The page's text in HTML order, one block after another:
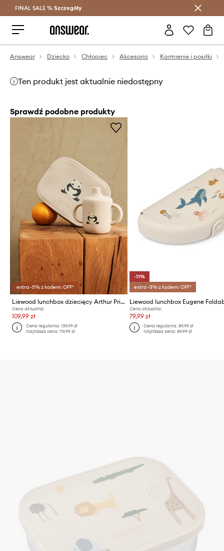
Oszczędzaj z Answear Club >
FINAL SALE % Szczegóły
Answear Dziecko Chłopiec Akcesoria Karmienie i posiłki
Ten produkt jest aktualnie niedostępny
Sprawdź podobne produkty
extra -5% z kodem: OFF*
Liewood lunchbox dziecięcy Arthur Printed Lunchbox
Cena aktualna:
109,99 zł
Cena regularna:139,99 zł
Najniższa cena:119,99 zł
-11%
extra -5% z kodem: OFF*
Cena aktualna:
79,99 zł
Cena regularna: 89,99 zł
Najniższa cena: 89,99 zł